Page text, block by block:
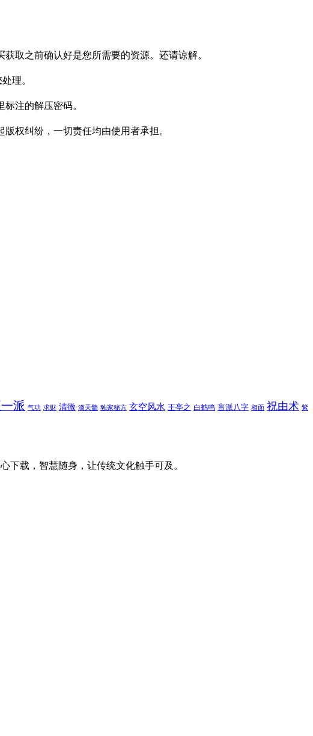
取之前确认好是您所需要的资源。还请谅解。
理。
注的解压密码。
权纠纷，一切责任均由使用者承担。
派 气功 求财 清微 滴天髓 独家秘方 玄空风水 王亭之 白鹤鸣 盲派八字 相面 祝由术 紫
下载，智慧随身，让传统文化触手可及。